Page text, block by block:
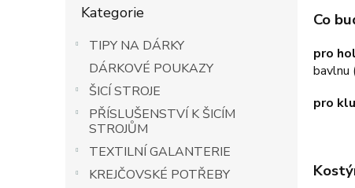
kategorie
Kategorie
TIPY NA DÁRKY
DÁRKOVÉ POUKAZY
ŠICÍ STROJE
PŘÍSLUŠENSTVÍ K ŠICÍM
STROJŮM
TEXTILNÍ GALANTERIE
KREJČOVSKÉ POTŘEBY
Co
pro
bavlnu
pro